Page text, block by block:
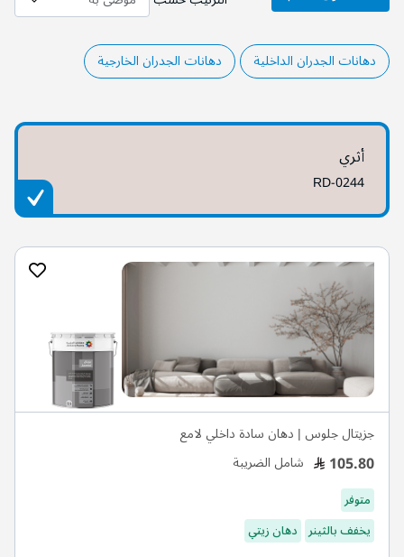
دهانات الجدران الداخلية دهانات الجدران الخارجية
أثري
RD-0244
جزيتال جلوس | دهان سادة داخلي لامع
105.80 شامل الضريبة
متوفر
يخفف بالثينر دهان زيتي